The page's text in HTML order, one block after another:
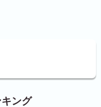
ング